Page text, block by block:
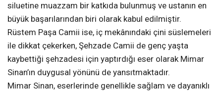
siluetine muazzam bir katkıda bulunmuş ve ustanın en
büyük başarılarından biri olarak kabul edilmiştir.
Rüstem Paşa Camii ise, iç mekânındaki çini süslemeleri
ile dikkat çekerken, Şehzade Camii de genç yaşta
kaybettiği şehzadesi için yaptırdığı eser olarak Mimar
Sinan’ın duygusal yönünü de yansıtmaktadır.
Mimar Sinan, eserlerinde genellikle sağlam ve dayanıklı